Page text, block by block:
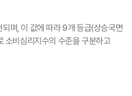
며, 이 값에 따라 9개 등급(상승국면
소비심리지수의 수준을 구분하고